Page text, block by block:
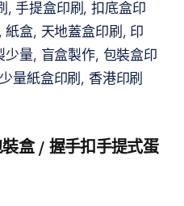
盒 / 握手扣手提式蛋